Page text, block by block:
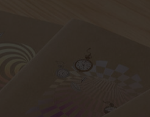
パスワードを表示